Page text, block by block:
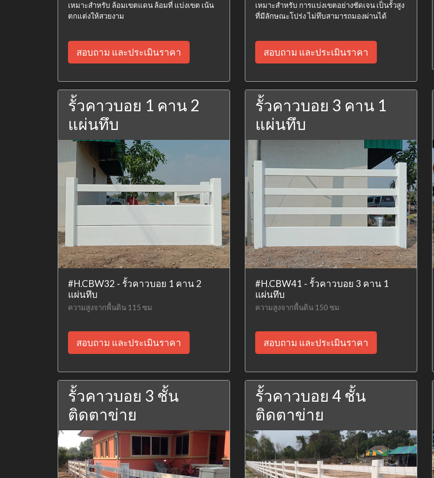
เหมาะสำหรับ ล้อมเขตแดน ล้อมที่ แบ่งเขต เน้น
ตกแต่งให้สวยงาม
สอบถาม และประเมินราคา
เหมาะสำหรับ การแบ่งเขตอย่างชัดเจน เป็นรั้วสูง
ที่มีลักษณะโปร่ง ไม่ทึบสามารถมองผ่านได้
สอบถาม และประเมินราคา
รั้วคาวบอย 1 คาน 2
แผ่นทึบ
#H.CBW32 - รั้วคาวบอย 1 คาน 2
แผ่นทึบ
ความสูงจากพื้นดิน 115 ซม
สอบถาม และประเมินราคา
รั้วคาวบอย 3 คาน 1
แผ่นทึบ
#H.CBW41 - รั้วคาวบอย 3 คาน 1
แผ่นทึบ
ความสูงจากพื้นดิน 150 ซม
สอบถาม และประเมินราคา
รั้วคาวบอย 3 ชั้น
ติดตาข่าย
รั้วคาวบอย 4 ชั้น
ติดตาข่าย